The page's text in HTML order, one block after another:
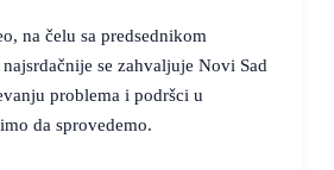
na čelu sa predsednikom
se zahvaljuje Novi Sad
problema i podršci u
da sprovedemo.